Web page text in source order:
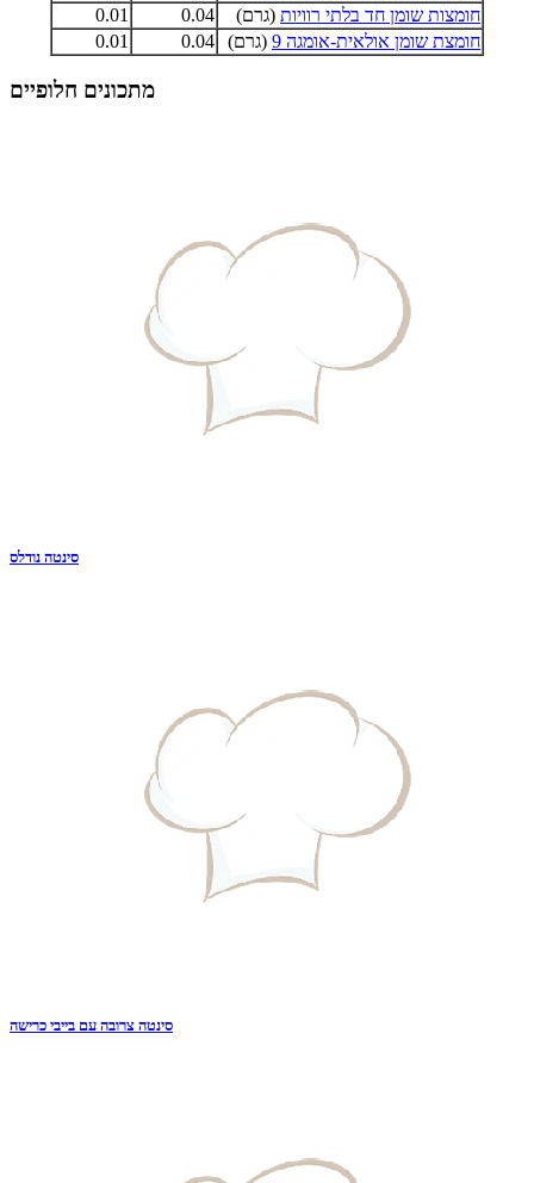
חומצות שומן חד בלתי רוויות (גרם) 0.04
0.01
חומצת שומן אולאית-אומגה 9
(גרם) 0.04
0.01
מתכונים חלופיים
סינטה נודלס
סינטה צרובה עם בייבי כרישה